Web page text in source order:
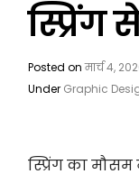
स्प्रिंग
Posted onमार्च 4,
Under Graphic
स्प्रिंग का